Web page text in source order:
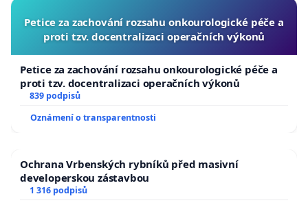
Petice za zachování rozsahu onkourologické péče a
proti tzv. docentralizaci operačních výkonů
Petice za zachování rozsahu onkourologické péče a
proti tzv. docentralizaci operačních výkonů
839 podpisů
Oznámení o transparentnosti
Ochrana Vrbenských rybníků před masivní
developerskou zástavbou
1 316 podpisů